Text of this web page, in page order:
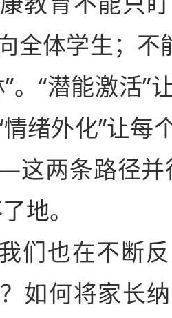
全体学生；不
。“潜能激活”
绪外化”让每
两条路径并
地。
们也在不断
如何将家长